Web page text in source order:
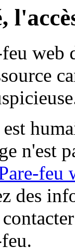
web
n'est
feu
des